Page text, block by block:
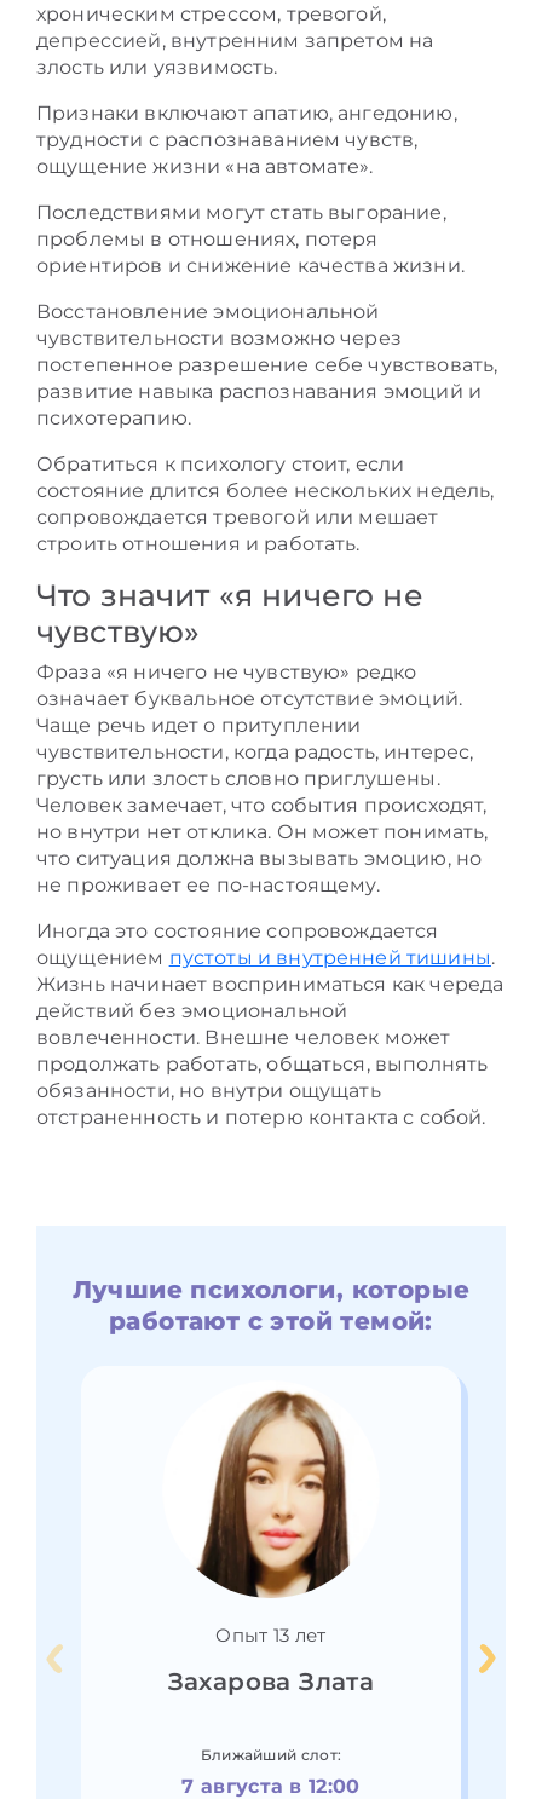
хроническим стрессом, тревогой,
депрессией, внутренним запретом на
злость или уязвимость.
Признаки включают апатию, ангедонию,
трудности с распознаванием чувств,
ощущение жизни «на автомате».
Последствиями могут стать выгорание,
проблемы в отношениях, потеря
ориентиров и снижение качества жизни.
Восстановление эмоциональной
чувствительности возможно через
постепенное разрешение себе чувствовать,
развитие навыка распознавания эмоций и
психотерапию.
Обратиться к психологу стоит, если
состояние длится более нескольких недель,
сопровождается тревогой или мешает
строить отношения и работать.
Что значит «я ничего не
чувствую»
Фраза «я ничего не чувствую» редко
означает буквальное отсутствие эмоций.
Чаще речь идет о притуплении
чувствительности, когда радость, интерес,
грусть или злость словно приглушены.
Человек замечает, что события происходят,
но внутри нет отклика. Он может понимать,
что ситуация должна вызывать эмоцию, но
не проживает ее по-настоящему.
Иногда это состояние сопровождается
ощущением пустоты и внутренней тишины.
Жизнь начинает восприниматься как череда
действий без эмоциональной
вовлеченности. Внешне человек может
продолжать работать, общаться, выполнять
обязанности, но внутри ощущать
отстраненность и потерю контакта с собой.
Лучшие психологи, которые
работают с этой темой:
Опыт 13 лет
Захарова Злата
Ближайший слот:
7 августа в 12:00